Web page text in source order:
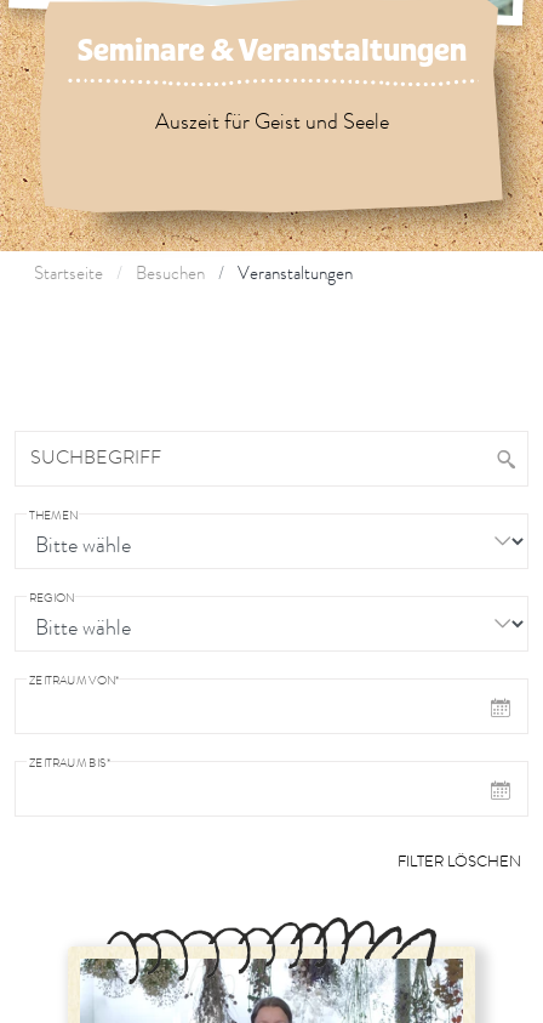
Seminare & Veranstaltungen
Auszeit für Geist und Seele
Startseite Besuchen Veranstaltungen
SUCHBEGRIFF
THEMEN
REGION
ZEITRAUM VON*
ZEITRAUM BIS*
FILTER LÖSCHEN